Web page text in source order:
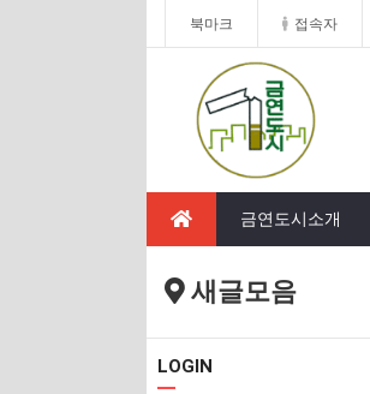
북마크 접속자
금연도시소개
새글모음
LOGIN